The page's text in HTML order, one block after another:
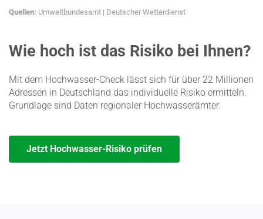
Quellen: Umwelt­bun­desamt | Deutscher Wetter­dienst
Wie hoch ist das Risiko bei Ihnen?
Mit dem Hochwasser-Check lässt sich für über 22 Millionen
Adressen in Deutschland das indivi­duelle Risiko ermitteln.
Grundlage sind Daten regio­naler Hochwas­ser­ämter.
Jetzt Hochwasser-Risiko prüfen